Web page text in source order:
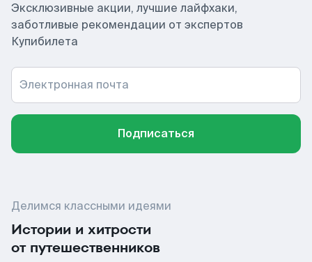
Эксклюзивные акции, лучшие лайфхаки,
заботливые рекомендации от экспертов
Купибилета
Электронная почта
Подписаться
Делимся классными идеями
Истории и хитрости
от путешественников